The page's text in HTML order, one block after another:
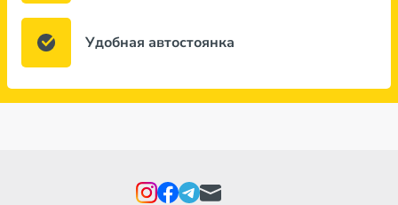
Удобная автостоянка